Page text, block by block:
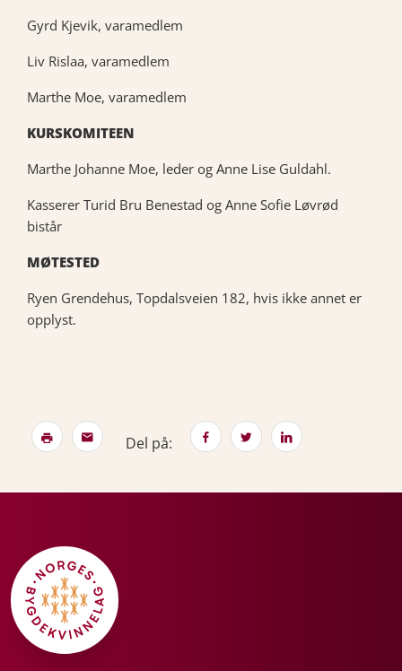
Gyrd Kjevik, varamedlem
Liv Rislaa, varamedlem
Marthe Moe, varamedlem
KURSKOMITEEN
Marthe Johanne Moe, leder og Anne Lise Guldahl.
Kasserer Turid Bru Benestad og Anne Sofie Løvrød
bistår
MØTESTED
Ryen Grendehus, Topdalsveien 182, hvis ikke annet er
opplyst.
Del på: